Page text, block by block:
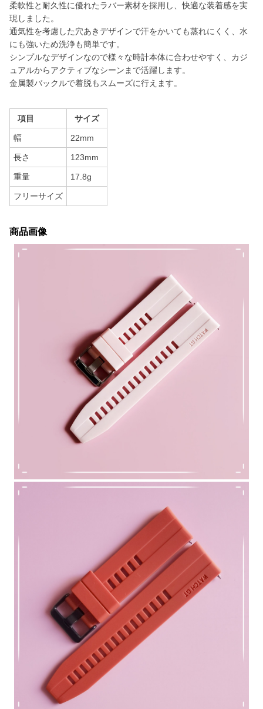
柔軟性と耐久性に優れたラバー素材を採用し、快適な装着感を実
現しました。
通気性を考慮した穴あきデザインで汗をかいても蒸れにくく、水
にも強いため洗浄も簡単です。
シンプルなデザインなので様々な時計本体に合わせやすく、カジ
ュアルからアクティブなシーンまで活躍します。
金属製バックルで着脱もスムーズに行えます。
項目 サイズ
幅 22mm
長さ 123mm
重量 17.8g
フリーサイズ
商品画像